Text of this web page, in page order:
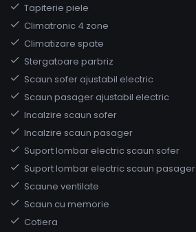
Tapiterie piele
Climatronic 4 zone
Climatizare spate
Stergatoare parbriz
Scaun sofer ajustabil electric
Scaun pasager ajustabil electric
Incalzire scaun sofer
Incalzire scaun pasager
Suport lombar electric scaun sofer
Suport lombar electric scaun pasager
Scaune ventilate
Scaun cu memorie
Cotiera